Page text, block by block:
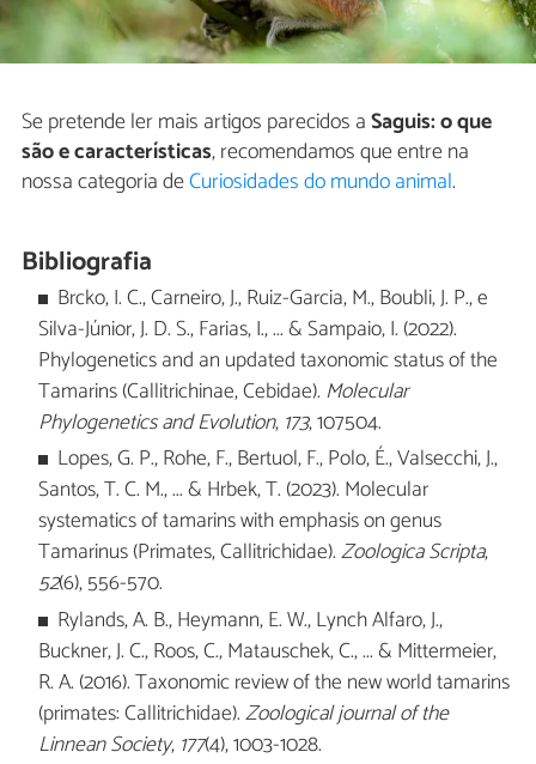
Se pretende ler mais artigos parecidos aSaguis: o que
são e características, recomendamos que entre na
nossa categoria deCuriosidades do mundo animal.
Bibliografia
Brcko, I. C., Carneiro, J., Ruiz-Garcia, M., Boubli, J. P., e
Silva-Júnior, J. D. S., Farias, I., ... & Sampaio, I. (2022).
Phylogenetics and an updated taxonomic status of the
Tamarins (Callitrichinae, Cebidae). Molecular
Phylogenetics and Evolution, 173, 107504.
Lopes, G. P., Rohe, F., Bertuol, F., Polo, É., Valsecchi, J.,
Santos, T. C. M., ... & Hrbek, T. (2023). Molecular
systematics of tamarins with emphasis on genus
Tamarinus (Primates, Callitrichidae).Zoologica Scripta,
52(6), 556-570.
Rylands, A. B., Heymann, E. W., Lynch Alfaro, J.,
Buckner, J. C., Roos, C., Matauschek, C., ... & Mittermeier,
R. A. (2016). Taxonomic review of the new world tamarins
(primates: Callitrichidae).Zoological journal of the
Linnean Society, 177(4), 1003-1028.